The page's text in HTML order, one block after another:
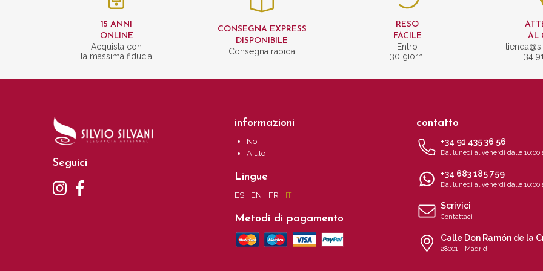
15 ANNI
ONLINE
Acquista con
la massima fiducia
CONSEGNA EXPRESS
DISPONIBILE
Consegna rapida
RESO
FACILE
Entro
30 giorni
AL
+34
Seguici
informazioni
Noi
Aiuto
Lingue
ES EN FR IT
Metodi di pagamento
contatto
+34 91 435 36 56
Dal lunedì al venerdì dalle 10:00
+34 683 185 759
Dal lunedì al venerdì dalle 10:00
Scrivici
Contattaci
Calle Don Ramón de la
28001 - Madrid